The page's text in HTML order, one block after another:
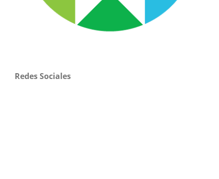
Redes Sociales